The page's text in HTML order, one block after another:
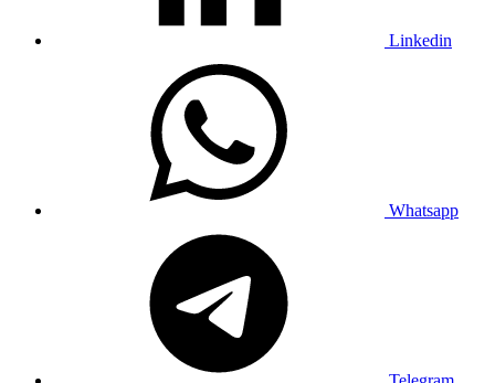
Linkedin
Whatsapp